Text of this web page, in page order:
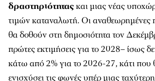
δραστηριότηταςκαι μιας νέας
τιμών καταναλωτή. Οι αναθεωρημένες
θα δοθούν στη δημοσιότητα τον
πρώτες εκτιμήσεις για το 2028– ίσως
κάτω από 2% για το 2026-27, κάτι που
ενισχύσει τις φωνές υπέρ μιας